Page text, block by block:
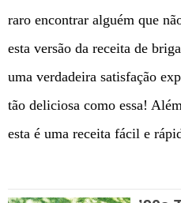
raro encontrar alguém que
esta versão da receita de
uma verdadeira satisfação
tão deliciosa como essa!
esta é uma receita fácil e